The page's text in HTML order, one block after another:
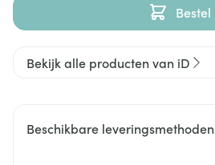
Bestel
Bekijk alle producten van iD
Beschikbare leveringsmethoden